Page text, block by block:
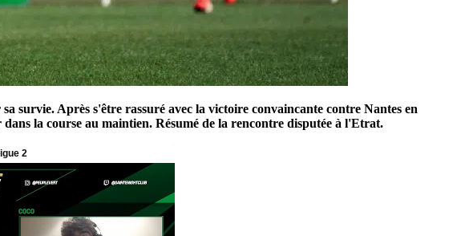
survie. Après s'être rassuré avec la victoire convaincante contre Nantes en
la course au maintien. Résumé de la rencontre disputée à l'Etrat.